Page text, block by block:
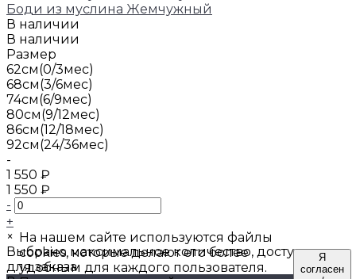
Боди из муслина Жемчужный
В наличии
В наличии
Размер
62см(0/3мес)
68см(3/6мес)
74см(6/9мес)
80см(9/12мес)
86см(12/18мес)
92см(24/36мес)
-
1 550 ₽
1 550 ₽
-
+
×
Выбрано максимальное количество, доступное
для заказа
На нашем сайте используются файлы
cookies, которые делают его более
удобным для каждого пользователя.
Я
согласен